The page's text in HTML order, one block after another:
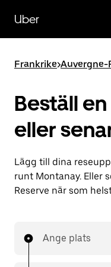
huvudinnehållet
Uber
Frankrike>Auvergne-
Beställ
eller
Lägg till dina
runt Montanay. Eller
Reserve när som
Ange plats